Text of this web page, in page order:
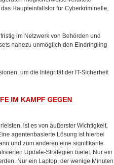
Haupteinfallstor für Cyberkriminelle,
im Netzwerk von Behörden und
nahezu unmöglich den Eindringling
um die Integrität der IT-Sicherheit
IM KAMPF GEGEN
ist es von äußerster Wichtigkeit,
agentenbasierte Lösung ist hierbei
und zum anderen eine signifikante
Update-Strategien bietet. Nur ein
Nur ein Laptop, der wenige Minuten